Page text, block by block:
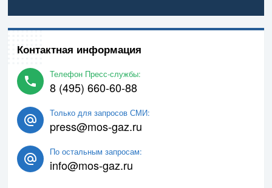
Контактная информация
Телефон Пресс-службы:
8 (495) 660-60-88
Только для запросов СМИ:
press@mos-gaz.ru
По остальным запросам:
info@mos-gaz.ru